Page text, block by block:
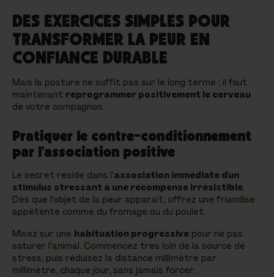
DES EXERCICES SIMPLES POUR
TRANSFORMER LA PEUR EN
CONFIANCE DURABLE
Mais la posture ne suffit pas sur le long terme ; il faut
maintenant reprogrammer positivement le cerveau
de votre compagnon.
Pratiquer le contre-conditionnement
par l'association positive
Le secret réside dans l'association immédiate d'un
stimulus stressant à une récompense irrésistible.
Dès que l'objet de la peur apparaît, offrez une friandise
appétente comme du fromage ou du poulet.
Misez sur une habituation progressive pour ne pas
saturer l'animal. Commencez très loin de la source de
stress, puis réduisez la distance millimètre par
millimètre, chaque jour, sans jamais forcer.